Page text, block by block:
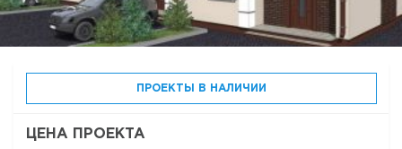
ПРОЕКТЫ В НАЛИЧИИ
ЦЕНА ПРОЕКТА